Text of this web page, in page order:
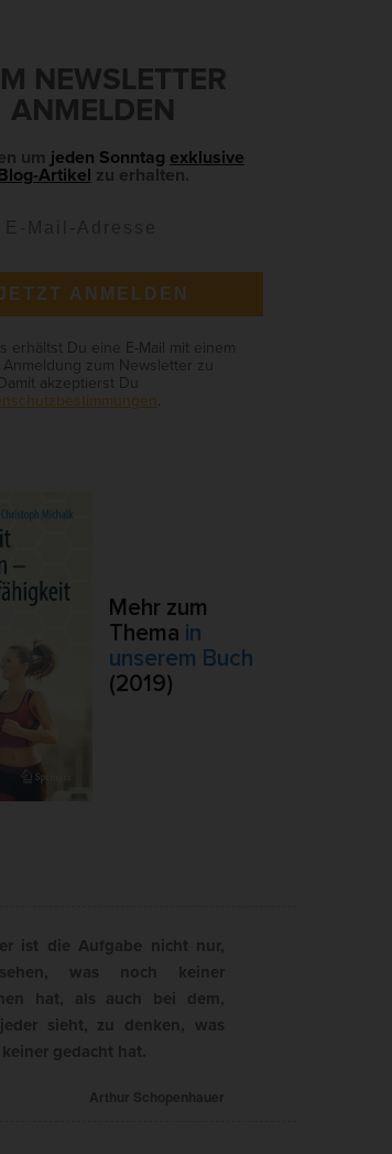
NEWSLETTER
ANMELDEN
um jeden Sonntag exklusive
Blog-Artikel
zu erhalten.
ANMELDEN
erhältst Du eine E-Mail mit einem
Anmeldung zum Newsletter zu
akzeptierst Du
.
Mehr zum
Thema in
unserem Buch
(2019)
ist die Aufgabe nicht nur,
was noch keiner
hat, als auch bei dem,
sieht, zu denken, was
gedacht hat.
Arthur Schopenhauer